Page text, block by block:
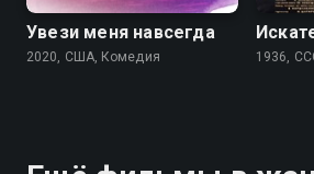
Увези меня навсегда
2020, США, Комедия 1936,